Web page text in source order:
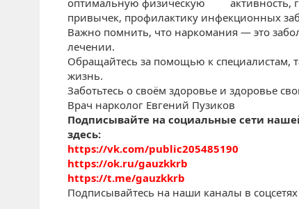
оптимальную физическую активность,
привычек, профилактику инфекционных
Важно помнить, что наркомания — это
лечении.
Обращайтесь за помощью к специалистам,
жизнь.
Заботьтесь о своём здоровье и здоровье
Врач нарколог Евгений Пузиков
Подписывайте на социальные сети
здесь:
https://vk.com/public205485190
https://ok.ru/gauzkkrb
https://t.me/gauzkkrb
Подписывайтесь на наши каналы в соцсетях